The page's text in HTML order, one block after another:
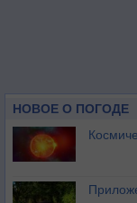
НОВОЕ О ПОГОДЕ